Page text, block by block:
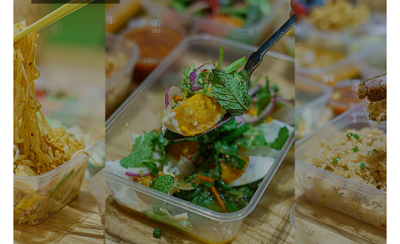
SHOP
TOP
รีวิว
ร้าน
อาหาร
ที่
เข้า
ชม